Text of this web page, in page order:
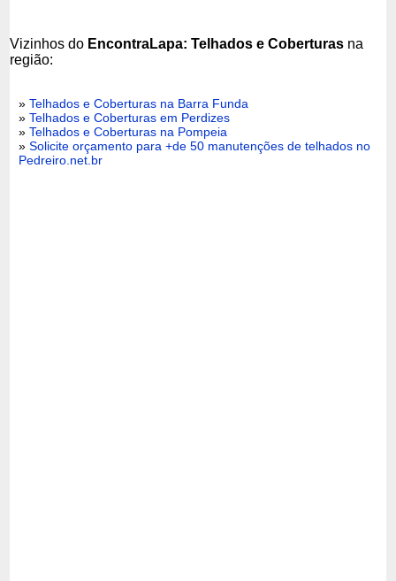
Vizinhos do EncontraLapa: Telhados e Coberturas na
região:
»Telhados e Coberturas na Barra Funda
»Telhados e Coberturas em Perdizes
»Telhados e Coberturas na Pompeia
»Solicite orçamento para +de 50 manutenções de telhados no
Pedreiro.net.br